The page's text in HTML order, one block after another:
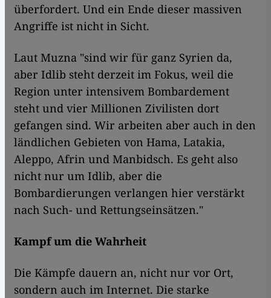
überfordert. Und ein Ende dieser massiven
Angriffe ist nicht in Sicht.
Laut Muzna "sind wir für ganz Syrien da,
aber Idlib steht derzeit im Fokus, weil die
Region unter intensivem Bombardement
steht und vier Millionen Zivilisten dort
gefangen sind. Wir arbeiten aber auch in den
ländlichen Gebieten von Hama, Latakia,
Aleppo, Afrin und Manbidsch. Es geht also
nicht nur um Idlib, aber die
Bombardierungen verlangen hier verstärkt
nach Such- und Rettungseinsätzen."
Kampf um die Wahrheit
Die Kämpfe dauern an, nicht nur vor Ort,
sondern auch im Internet. Die starke